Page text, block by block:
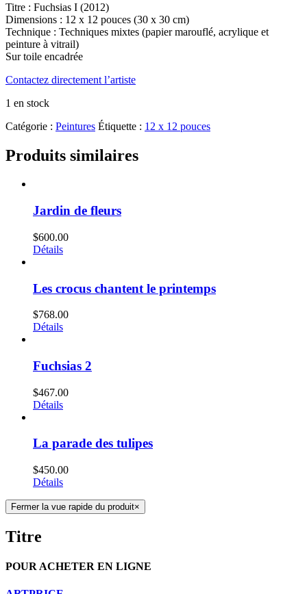
Titre : Fuchsias I (2012)
Dimensions : 12 x 12 pouces (30 x 30 cm)
Technique : Techniques mixtes (papier marouflé, acrylique et
peinture à vitrail)
Sur toile encadrée
Contactez directement l’artiste
1 en stock
Catégorie : Peintures Étiquette : 12 x 12 pouces
Produits similaires
Jardin de fleurs
$600.00
Détails
Les crocus chantent le printemps
$768.00
Détails
Fuchsias 2
$467.00
Détails
La parade des tulipes
$450.00
Détails
Fermer la vue rapide du produit×
Titre
POUR ACHETER EN LIGNE